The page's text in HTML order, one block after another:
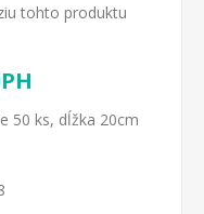
tohto produktu
50 ks, dĺžka 20cm